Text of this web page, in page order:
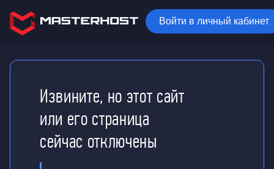
Войти в личный кабинет
Извините, но этот сайт
или его страница
сейчас отключены